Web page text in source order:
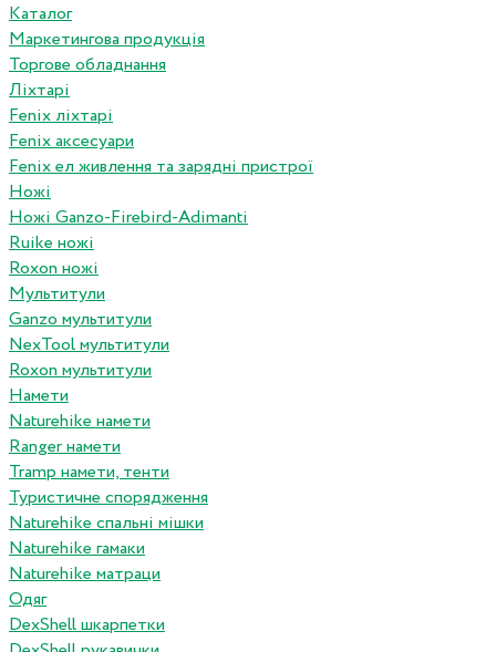
Каталог
Маркетингова продукція
Торгове обладнання
Ліхтарі
Fenix ліхтарі
Fenix аксесуари
Fenix ел живлення та зарядні пристрої
Ножі
Ножі Ganzo-Firebird-Adimanti
Ruike ножі
Roxon ножi
Мультитули
Ganzo мультитули
NexTool мультитули
Roxon мультитули
Намети
Naturehike намети
Ranger намети
Tramp намети, тенти
Туристичне спорядження
Naturehike спальні мішки
Naturehike гамаки
Naturehike матраци
Одяг
DexShell шкарпетки